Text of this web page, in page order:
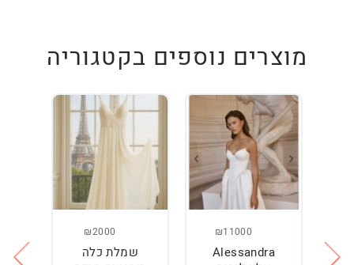
מוצרים נוספים בקטגוריה
₪11000
Alessandra
₪2000
שמלת כלה